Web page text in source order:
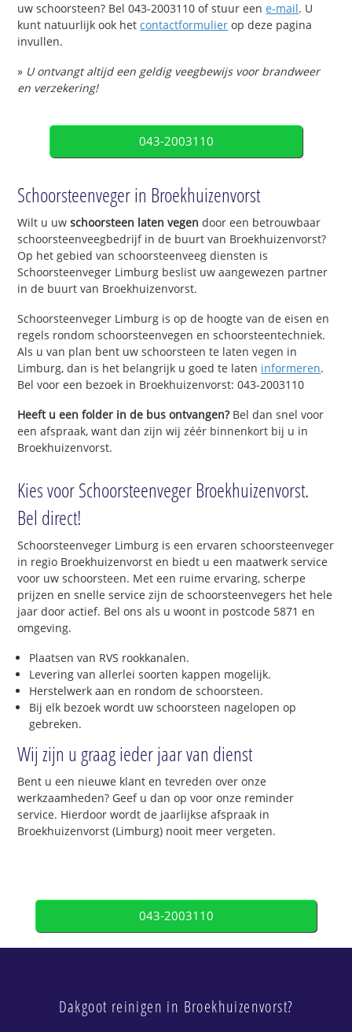
uw schoorsteen? Bel 043-2003110 of stuur eene-mail. U
kunt natuurlijk ook hetcontactformulier op deze pagina
invullen.
» U ontvangt altijd een geldig veegbewijs voor brandweer
en verzekering!
043-2003110
Schoorsteenveger in Broekhuizenvorst
Wilt u uwschoorsteen laten vegen door een betrouwbaar
schoorsteenveegbedrijf in de buurt van Broekhuizenvorst?
Op het gebied van schoorsteenveeg diensten is
Schoorsteenveger Limburg beslist uw aangewezen partner
in de buurt van Broekhuizenvorst.
Schoorsteenveger Limburg is op de hoogte van de eisen en
regels rondom schoorsteenvegen en schoorsteentechniek.
Als u van plan bent uw schoorsteen te laten vegen in
Limburg, dan is het belangrijk u goed te laten informeren.
Bel voor een bezoek in Broekhuizenvorst: 043-2003110
Heeft u een folder in de bus ontvangen?Bel dan snel voor
een afspraak, want dan zijn wij zéér binnenkort bij u in
Broekhuizenvorst.
Kies voor Schoorsteenveger Broekhuizenvorst.
Bel direct!
Schoorsteenveger Limburg is een ervaren schoorsteenveger
in regio Broekhuizenvorst en biedt u een maatwerk service
voor uw schoorsteen. Met een ruime ervaring, scherpe
prijzen en snelle service zijn de schoorsteenvegers het hele
jaar door actief. Bel ons als u woont in postcode 5871 en
omgeving.
Plaatsen van RVS rookkanalen.
Levering van allerlei soorten kappen mogelijk.
Herstelwerk aan en rondom de schoorsteen.
Bij elk bezoek wordt uw schoorsteen nagelopen op
gebreken.
Wij zijn u graag ieder jaar van dienst
Bent u een nieuwe klant en tevreden over onze
werkzaamheden? Geef u dan op voor onze reminder
service. Hierdoor wordt de jaarlijkse afspraak in
Broekhuizenvorst (Limburg) nooit meer vergeten.
043-2003110
Dakgoot reinigen in Broekhuizenvorst?